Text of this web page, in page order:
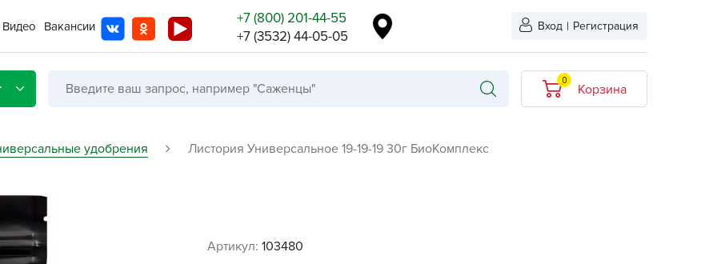
Видео Вакансии
+7 (800) 201-44-55
+7 (3532) 44-05-05
Вход | Регистрация
Бренды
0
Корзина
удобрения Листория Универсальное 19-19-19 30г БиоКомплекс
Артикул: 103480